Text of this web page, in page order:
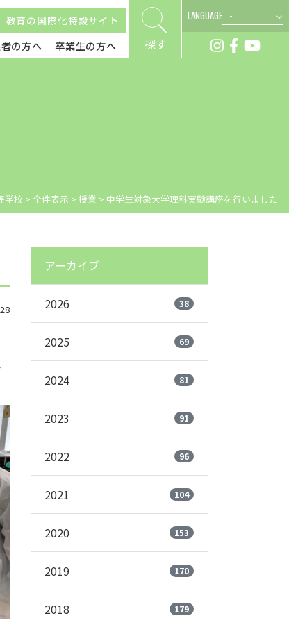
の方へ 卒業生の方へ
教育の国際化特設サイト
探す
LANGUAGE
学校 > 全件表示 > 授業 > 中学生対象大学理科実験講座を行いました
アーカイブ
2026 38
2025 69
2024 81
2023 91
2022 96
2021 104
2020 153
2019 170
2018 179